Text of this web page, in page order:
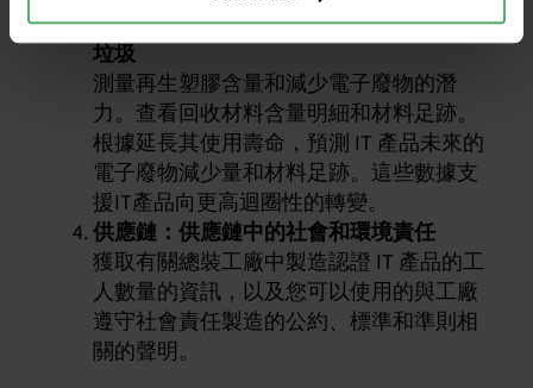
迴圈性：材料足跡、延長產品壽命和電子
垃圾
測量再生塑膠含量和減少電子廢物的潛
力。查看回收材料含量明細和材料足跡。
根據延長其使用壽命，預測 IT 產品未來的
電子廢物減少量和材料足跡。這些數據支
援IT產品向更高迴圈性的轉變。
供應鏈：供應鏈中的社會和環境責任
獲取有關總裝工廠中製造認證 IT 產品的工
人數量的資訊，以及您可以使用的與工廠
遵守社會責任製造的公約、標準和準則相
關的聲明。